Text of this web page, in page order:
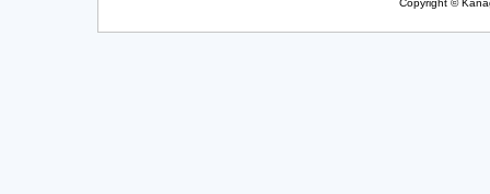
Copyright ©